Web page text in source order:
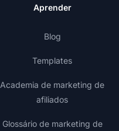
Aprender
Blog
Templates
Academia de marketing de
afiliados
Glossário de marketing de